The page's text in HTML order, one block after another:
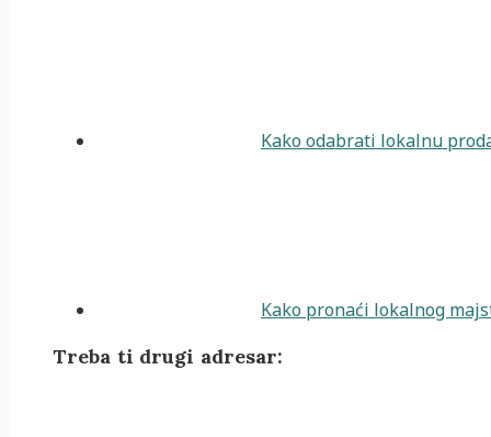
Kako odabrati lokalnu
Kako pronaći lokalnog
Treba ti drugi adresar: